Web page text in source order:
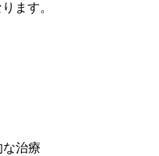
ます。
治療